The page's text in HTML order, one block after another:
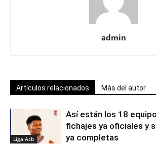
admin
Artículos relacionados Más del autor
Liga Acb
Así están los 18
fichajes ya oficiales y
ya completas